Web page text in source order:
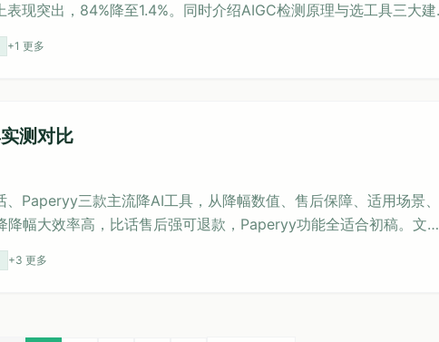
现突出，84%降至1.4%。同时介绍AIGC检测原理与选工具三大建
+1 更多
测对比
Paperyy三款主流降AI工具，从降幅数值、售后保障、适用场景、
幅大效率高，比话售后强可退款，Paperyy功能全适合初稿。文章
效降低AIGC检测率，避免改稿焦虑。
+3 更多